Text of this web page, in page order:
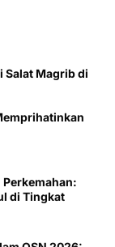
Salat Magrib di
di Tingkat